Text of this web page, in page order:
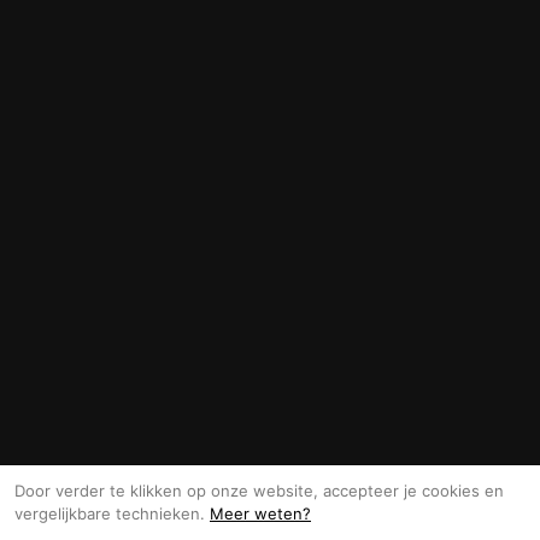
Door verder te klikken op onze website, accepteer je cookies en
vergelijkbare technieken. Meer weten?